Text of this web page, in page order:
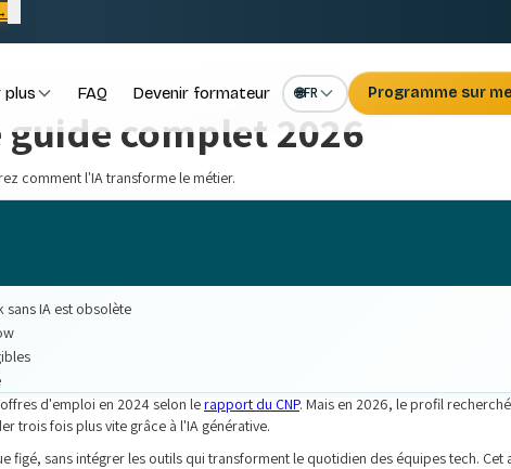
plus FAQ Devenir formateur 🌐FR Programme sur
complet 2026
comment l'IA transforme le métier.
IA est obsolète
d'emploi en 2024 selon lerapport du CNP. Mais en 2026, le profil
trois fois plus vite grâce à l'IA générative.
sans intégrer les outils qui transforment le quotidien des équipes tech.